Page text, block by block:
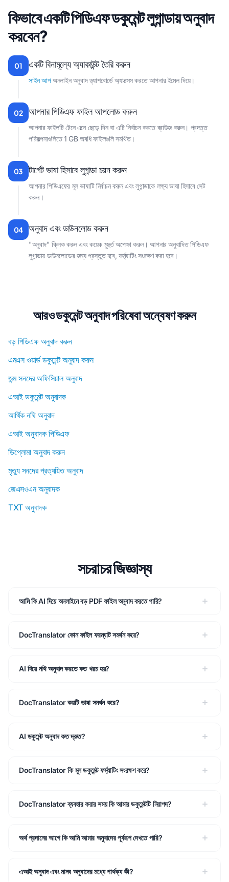
কিভাবে একটি পিডিএফ ডকুমেন্ট লুগান্ডায় অনুবাদ
করবেন?
01 একটি বিনামূল্যে অ্যাকাউন্ট তৈরি করুন
সাইন আপঅনলাইন অনুবাদ ড্যাশবোর্ডে অ্যাক্সেস করতে আপনার ইমেল দিয়ে।
02 আপনার পিডিএফ ফাইল আপলোড করুন
আপনার ফাইলটি টেনে এনে ছেড়ে দিন বা এটি নির্বাচন করতে ব্রাউজ করুন। প্রদত্ত
পরিকল্পনাগুলিতে 1 GB অবধি ফাইলগুলি সমর্থিত।
03 টার্গেট ভাষা হিসাবে লুগান্ডা চয়ন করুন
আপনার পিডিএফের মূল ভাষাটি নির্বাচন করুন এবং লুগান্ডাকে লক্ষ্য ভাষা হিসাবে সেট
করুন।
04 অনুবাদ এবং ডাউনলোড করুন
"অনুবাদ" ক্লিক করুন এবং কয়েক মুহুর্ত অপেক্ষা করুন। আপনার অনুবাদিত পিডিএফ
লুগান্ডায় ডাউনলোডের জন্য প্রস্তুত হবে, ফর্ম্যাটিং সংরক্ষণ করা হবে।
আরও ডকুমেন্ট অনুবাদ পরিষেবা অন্বেষণ করুন
বড় পিডিএফ অনুবাদ করুন
এমএস ওয়ার্ড ডকুমেন্ট অনুবাদ করুন
জন্ম সনদের অফিসিয়াল অনুবাদ
এআই ডকুমেন্ট অনুবাদক
আর্থিক নথি অনুবাদ
এআই অনুবাদক পিডিএফ
ডিপ্লোমা অনুবাদ করুন
মৃত্যু সনদের প্রত্যয়িত অনুবাদ
জেএসওএন অনুবাদক
TXT অনুবাদক
সচরাচর জিজ্ঞাস্য
আমি কি AI দিয়ে অনলাইনে বড় PDF ফাইল অনুবাদ করতে পারি?
DocTranslator কোন ফাইল ফরম্যাট সমর্থন করে?
AI দিয়ে নথি অনুবাদ করতে কত খরচ হয়?
DocTranslator কয়টি ভাষা সমর্থন করে?
AI ডকুমেন্ট অনুবাদ কত দ্রুত?
DocTranslator কি মূল ডকুমেন্ট ফর্ম্যাটিং সংরক্ষণ করে?
DocTranslator ব্যবহার করার সময় কি আমার ডকুমেন্টটি নিরাপদ?
অর্থ প্রদানের আগে কি আমি আমার অনুবাদের পূর্বরূপ দেখতে পারি?
এআই অনুবাদ এবং মানব অনুবাদের মধ্যে পার্থক্য কী?